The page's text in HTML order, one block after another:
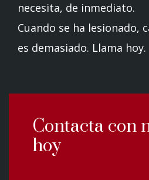
necesita, de inmediato.
Cuando se ha lesionado,
es demasiado. Llama hoy.
Contacta con
hoy